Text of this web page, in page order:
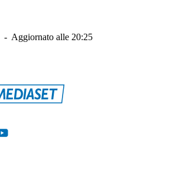
- Aggiornato alle 20:25